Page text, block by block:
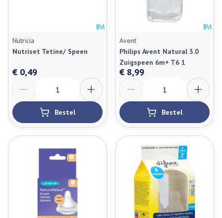
Nutricia
Nutriset Tetine/ Speen
€ 0,49
Bestel
Avent
Philips Avent Natural 3.0
Zuigspeen 6m+ T6 1
€ 8,99
Bestel